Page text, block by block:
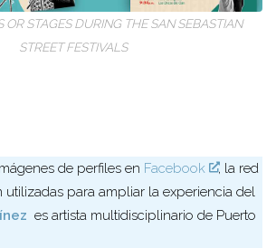
OR STAGES DURING THE SAN SEBASTIAN
STREET FESTIVALS
de perfiles en Facebook
, la red
utilizadas para ampliar la experiencia del
es artista multidisciplinario de Puerto